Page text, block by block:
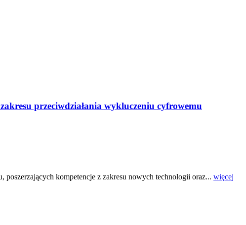
przeciwdziałania wykluczeniu cyfrowemu
kompetencje z zakresu nowych technologii oraz... więcej